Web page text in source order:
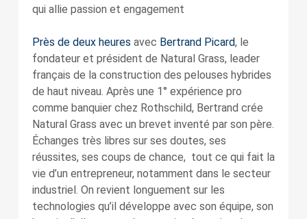
qui allie passion et engagement
Près de deux heures avec Bertrand Picard, le
fondateur et président de Natural Grass, leader
français de la construction des pelouses hybrides
de haut niveau. Après une 1° expérience pro
comme banquier chez Rothschild, Bertrand crée
Natural Grass avec un brevet inventé par son père.
Échanges très libres sur ses doutes, ses
réussites, ses coups de chance, tout ce qui fait la
vie d’un entrepreneur, notamment dans le secteur
industriel. On revient longuement sur les
technologies qu’il développe avec son équipe, son